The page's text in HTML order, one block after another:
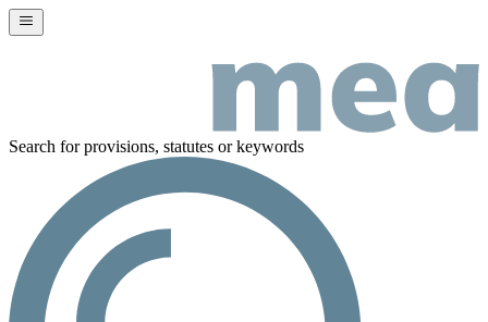
Search for provisions, statutes or keywords